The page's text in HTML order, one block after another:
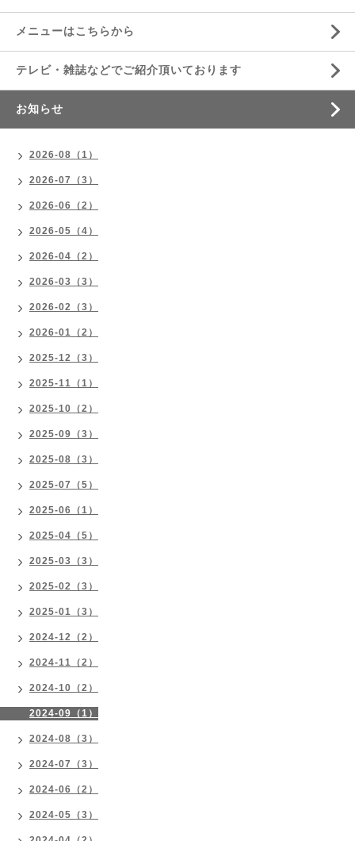
メニューはこちらから
テレビ・雑誌などでご紹介頂いております
お知らせ
2026-08（1）
2026-07（3）
2026-06（2）
2026-05（4）
2026-04（2）
2026-03（3）
2026-02（3）
2026-01（2）
2025-12（3）
2025-11（1）
2025-10（2）
2025-09（3）
2025-08（3）
2025-07（5）
2025-06（1）
2025-04（5）
2025-03（3）
2025-02（3）
2025-01（3）
2024-12（2）
2024-11（2）
2024-10（2）
2024-09（1）
2024-08（3）
2024-07（3）
2024-06（2）
2024-05（3）